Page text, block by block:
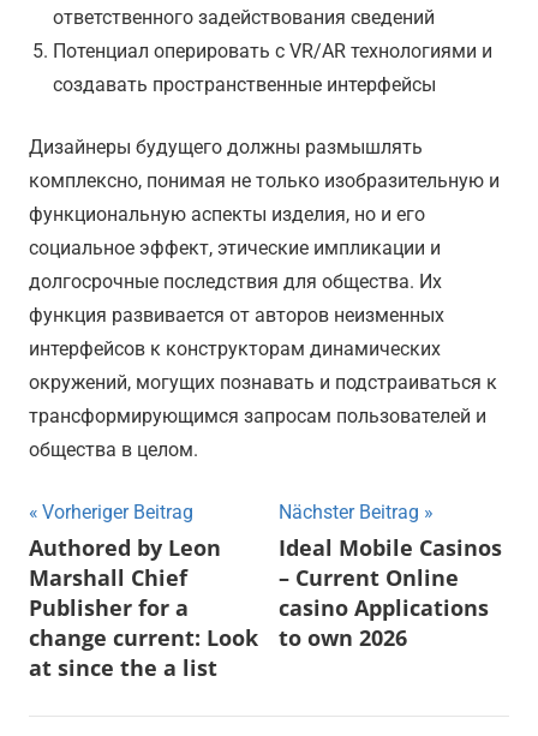
ответственного задействования сведений
Потенциал оперировать с VR/AR технологиями и
создавать пространственные интерфейсы
Дизайнеры будущего должны размышлять
комплексно, понимая не только изобразительную и
функциональную аспекты изделия, но и его
социальное эффект, этические импликации и
долгосрочные последствия для общества. Их
функция развивается от авторов неизменных
интерфейсов к конструкторам динамических
окружений, могущих познавать и подстраиваться к
трансформирующимся запросам пользователей и
общества в целом.
Beitragsnavigation
Vorheriger Beitrag
Authored by Leon
Marshall Chief
Publisher for a
change current: Look
at since the a list
Nächster Beitrag
Ideal Mobile Casinos
– Current Online
casino Applications
to own 2026